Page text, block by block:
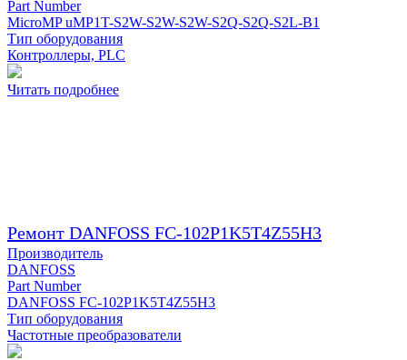
Part Number
MicroMP uMP1T-S2W-S2W-S2W-S2Q-S2Q-S2L-B1
Тип оборудования
Контроллеры, PLC
Читать подробнее
Ремонт DANFOSS FC-102P1K5T4Z55H3
Производитель
DANFOSS
Part Number
DANFOSS FC-102P1K5T4Z55H3
Тип оборудования
Частотные преобразователи